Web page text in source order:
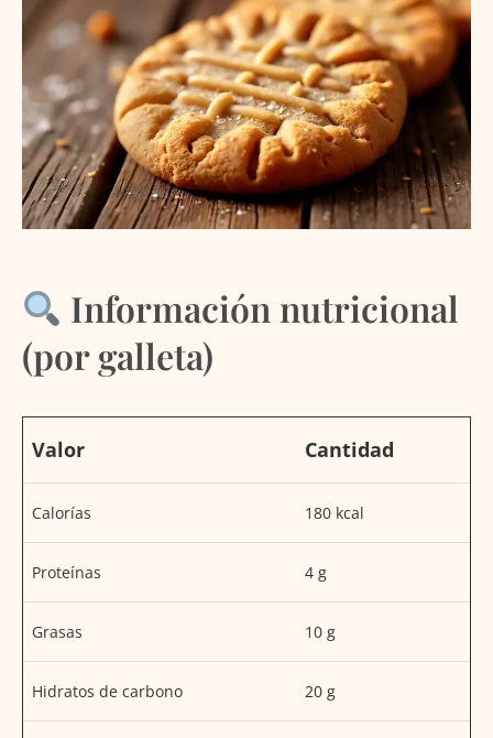
Información nutricional
(por galleta)
Valor Cantidad
Calorías 180 kcal
Proteínas 4 g
Grasas 10 g
Hidratos de carbono 20 g